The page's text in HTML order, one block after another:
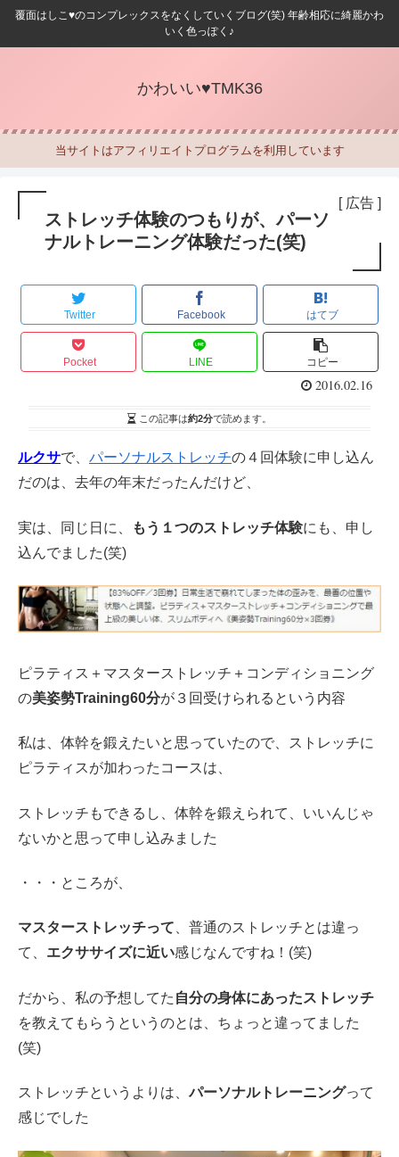
覆面はしこ♥のコンプレックスをなくしていくブログ(笑) 年齢相応に綺麗かわ
いく色っぽく♪
かわいい♥TMK36
当サイトはアフィリエイトプログラムを利用しています
[ 広告 ]
ストレッチ体験のつもりが、パーソ
ナルトレーニング体験だった(笑)
Twitter Facebook はてブ
Pocket LINE コピー
2016.02.16
この記事は約2分で読めます。
ルクサで、 パーソナルストレッチの４回体験に申し込ん
だのは、去年の年末だったんだけど、
実は、同じ日に、 もう１つのストレッチ体験にも、申し
込んでました(笑)
ピラティス＋マスターストレッチ＋コンディショニング
の美姿勢Training60分が３回受けられるという内容
私は、体幹を鍛えたいと思っていたので、ストレッチに
ピラティスが加わったコースは、
ストレッチもできるし、体幹を鍛えられて、いいんじゃ
ないかと思って申し込みました
・・・ところが、
マスターストレッチって、普通のストレッチとは違っ
て、 エクササイズに近い感じなんですね！(笑)
だから、私の予想してた 自分の身体にあったストレッチ
を教えてもらうというのとは、ちょっと違ってました
(笑)
ストレッチというよりは、パーソナルトレーニングって
感じでした